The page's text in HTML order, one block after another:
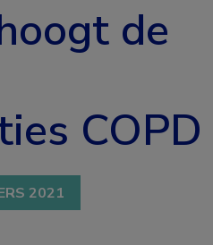
de
COPD
2021